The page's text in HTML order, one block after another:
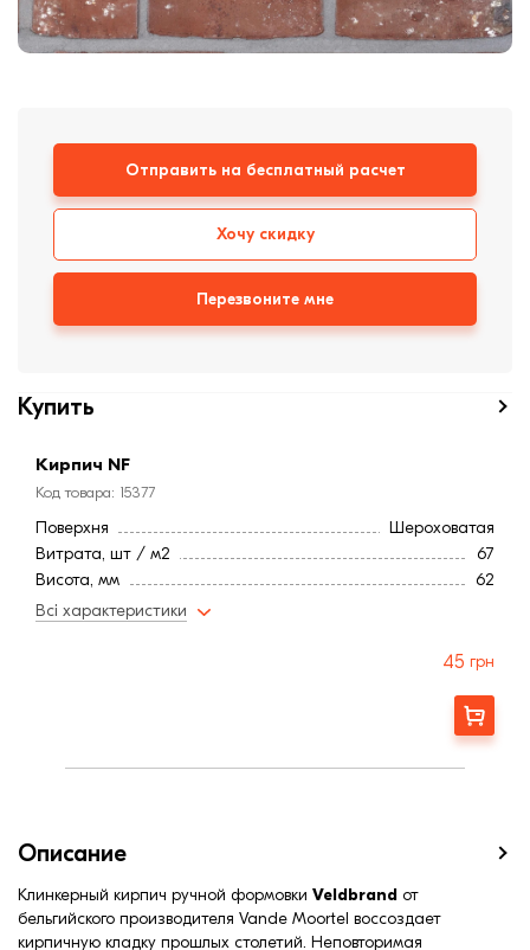
формовки
Клинкерная плитка
Строительные
Отправить на бесплатный расчет
Хочу скидку
Перезвоните мне
Купить
Кирпич NF
Код товара: 15377
Поверхня
Шероховатая
Витрата, шт / м2
67
Висота, мм
62
Довжина, мм
92
200
Красный
Фактура
Состаренная
Всі характеристики
45 грн
Заказать
Описание
Клинкерный кирпич ручной формовки Veldbrand от
бельгийского производителя Vande Moortel воссоздает
кирпичную кладку прошлых столетий. Неповторимая